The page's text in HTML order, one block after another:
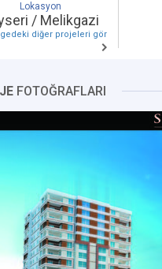
Lokasyon
/ Melikgazi
diğer projeleri gör
FOTOĞRAFLARI